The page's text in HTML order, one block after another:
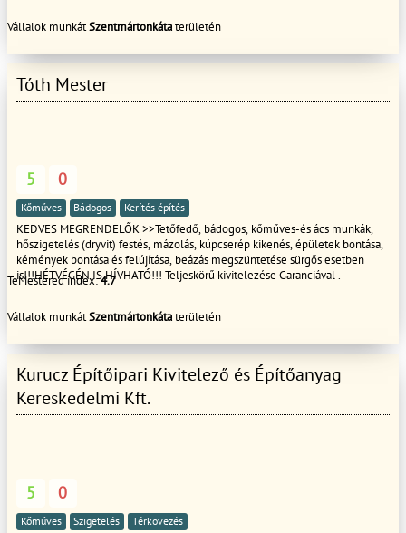
Vállalok munkátSzentmártonkátaterületén
Tóth Mester
5 0
Kőműves Bádogos Kerítés építés
KEDVES MEGRENDELŐK >>Tetőfedő, bádogos, kőműves-és ács munkák,
hőszigetelés (dryvit) festés, mázolás, kúpcserép kikenés, épületek bontása,
kémények bontása és felújítása, beázás megszüntetése sürgős esetben
is!!!HÉTVÉGÉN IS HÍVHATÓ!!! Teljeskörű kivitelezése Garanciával .
TeMestered index:4.7
Vállalok munkátSzentmártonkátaterületén
Kurucz Építőipari Kivitelező és Építőanyag
Kereskedelmi Kft.
5 0
Kőműves Szigetelés Térkövezés